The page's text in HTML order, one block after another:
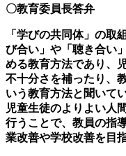
〇教育委員長答弁
「学びの共同体」の取
び合い」や「聴き合い
める教育方法であり、
不十分さを補ったり、
いう教育方法と聞いて
児童生徒のよりよい人
行うことで、教員の指
業改善や学校改善を目